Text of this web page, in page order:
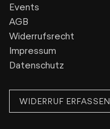
Events
AGB
Widerrufsrecht
Impressum
Datenschutz
WIDERRUF ERFASSEN